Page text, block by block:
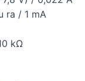
ra / 1 mA
kΩ